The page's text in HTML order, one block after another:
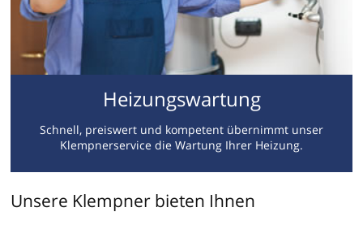
Heizungswartung
Schnell, preiswert und kompetent übernimmt unser
Klempnerservice die Wartung Ihrer Heizung.
Unsere Klempner bieten Ihnen